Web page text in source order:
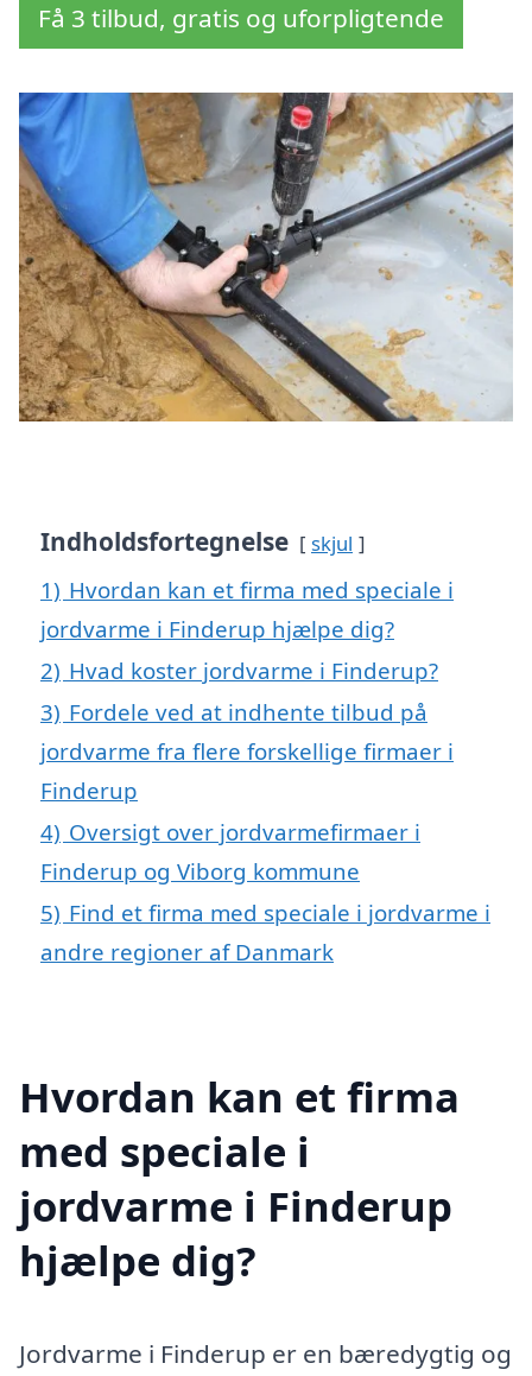
Få 3 tilbud, gratis og uforpligtende
Indholdsfortegnelse skjul
1) Hvordan kan et firma med speciale i
jordvarme i Finderup hjælpe dig?
2) Hvad koster jordvarme i Finderup?
3) Fordele ved at indhente tilbud på
jordvarme fra flere forskellige firmaer i
Finderup
4) Oversigt over jordvarmefirmaer i
Finderup og Viborg kommune
5) Find et firma med speciale i jordvarme i
andre regioner af Danmark
Hvordan kan et firma
med speciale i
jordvarme i Finderup
hjælpe dig?
Jordvarme i Finderup er en bæredygtig og